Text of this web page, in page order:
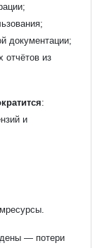
документации;
отчётов из
:
и
— потери